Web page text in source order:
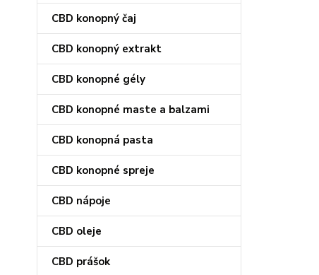
CBD konopný čaj
CBD konopný extrakt
CBD konopné gély
CBD konopné maste a balzami
CBD konopná pasta
CBD konopné spreje
CBD nápoje
CBD oleje
CBD prášok